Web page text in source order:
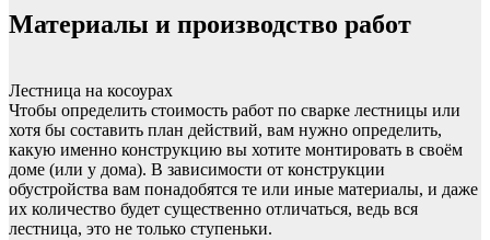
Материалы и производство работ
Лестница на косоурах
Чтобы определить стоимость работ по сварке лестницы или
хотя бы составить план действий, вам нужно определить,
какую именно конструкцию вы хотите монтировать в своём
доме (или у дома). В зависимости от конструкции
обустройства вам понадобятся те или иные материалы, и даже
их количество будет существенно отличаться, ведь вся
лестница, это не только ступеньки.